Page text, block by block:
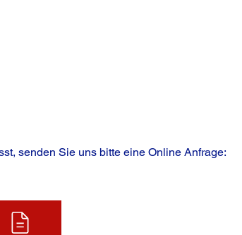
senden Sie uns bitte eine Online Anfrage: